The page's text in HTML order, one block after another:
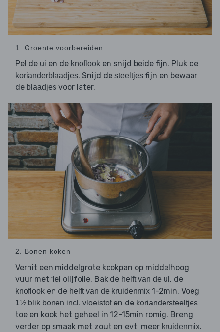
1. Groente voorbereiden
Pel de ui en de knoflook en snijd beide fijn. Pluk de
korianderblaadjes. Snijd de steeltjes fijn en bewaar
de blaadjes voor later.
2. Bonen koken
Verhit een middelgrote kookpan op middelhoog
vuur met 1el olijfolie. Bak de helft van de ui, de
knoflook en de helft van de kruidenmix 1-2min. Voeg
1½ blik bonen incl. vloeistofen de koriandersteeltjes
toe en kook het geheel in 12-15min romig. Breng
verder op smaak met zout en evt. meer kruidenmix.